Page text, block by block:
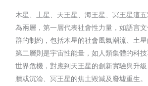
木星、土星、天王星、海王星、冥王星這
為兩層，第一層代表社會性力量，如語言
群的制約，包括木星的社會風氣潮流、土星
第二層則是宇宙性能量，如人類集體的科技
世界危機，對應到天王星的創新實驗與升
贖或沉淪、冥王星的焦土毀滅及廢墟重生。